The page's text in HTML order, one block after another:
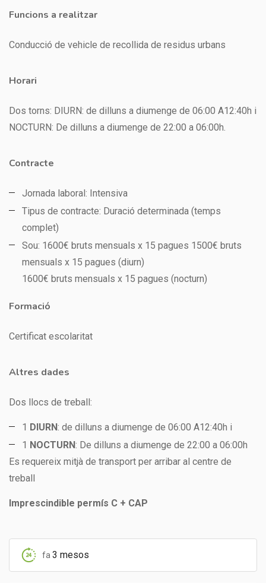
Funcions a realitzar
Conducció de vehicle de recollida de residus urbans
Horari
Dos torns: DIURN: de dilluns a diumenge de 06:00 A12:40h i
NOCTURN: De dilluns a diumenge de 22:00 a 06:00h.
Contracte
Jornada laboral: Intensiva
Tipus de contracte: Duració determinada (temps
complet)
Sou: 1600€ bruts mensuals x 15 pagues 1500€ bruts
mensuals x 15 pagues (diurn)
1600€ bruts mensuals x 15 pagues (nocturn)
Formació
Certificat escolaritat
Altres dades
Dos llocs de treball:
1 DIURN: de dilluns a diumenge de 06:00 A12:40h i
1 NOCTURN: De dilluns a diumenge de 22:00 a 06:00h
Es requereix mitjà de transport per arribar al centre de
treball
Imprescindible permís C + CAP
fa3 mesos